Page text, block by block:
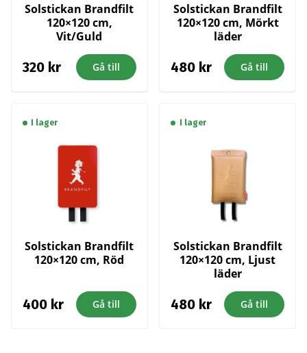
Solstickan Brandfilt
120×120 cm,
Vit/Guld
320 kr Gå till
Solstickan Brandfilt
120×120 cm, Mörkt
läder
480 kr Gå till
I lager
Solstickan Brandfilt
120×120 cm, Röd
400 kr Gå till
I lager
Solstickan Brandfilt
120×120 cm, Ljust
läder
480 kr Gå till